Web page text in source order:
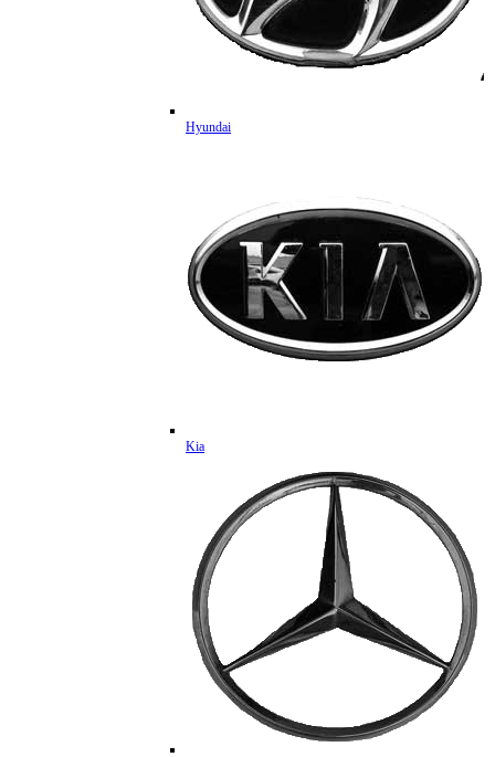
Hyundai
Kia